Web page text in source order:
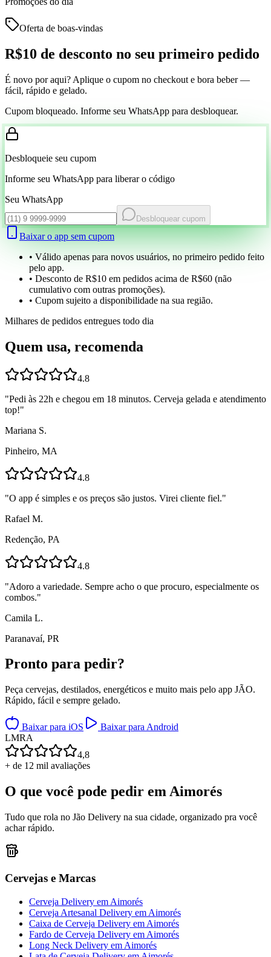
Oferta de boas-vindas
R$10 de desconto no seu primeiro pedido
É novo por aqui? Aplique o cupom no checkout e bora beber —
fácil, rápido e gelado.
Cupom bloqueado. Informe seu WhatsApp para desbloquear.
Desbloqueie seu cupom
Informe seu WhatsApp para liberar o código
Seu WhatsApp
Desbloquear cupom
Baixar o app sem cupom
• Válido apenas para novos usuários, no primeiro pedido feito
pelo app.
• Desconto de R$10 em pedidos acima de R$60 (não
cumulativo com outras promoções).
• Cupom sujeito a disponibilidade na sua região.
Milhares de pedidos entregues todo dia
Quem usa, recomenda
4.8
"Pedi às 22h e chegou em 18 minutos. Cerveja gelada e atendimento
top!"
Mariana S.
Pinheiro, MA
4.8
"O app é simples e os preços são justos. Virei cliente fiel."
Rafael M.
Redenção, PA
4.8
"Adoro a variedade. Sempre acho o que procuro, especialmente os
combos."
Camila L.
Paranavaí, PR
Pronto para pedir?
Peça cervejas, destilados, energéticos e muito mais pelo app JÃO.
Rápido, fácil e sempre gelado.
Baixar para iOS
Baixar para Android
LMRA
4,8
+ de 12 mil avaliações
O que você pode pedir emAimorés
Tudo que rola no Jão Delivery na sua cidade, organizado pra você
achar rápido.
Cervejas e Marcas
Cerveja Delivery em Aimorés
Cerveja Artesanal Delivery em Aimorés
Caixa de Cerveja Delivery em Aimorés
Fardo de Cerveja Delivery em Aimorés
Long Neck Delivery em Aimorés